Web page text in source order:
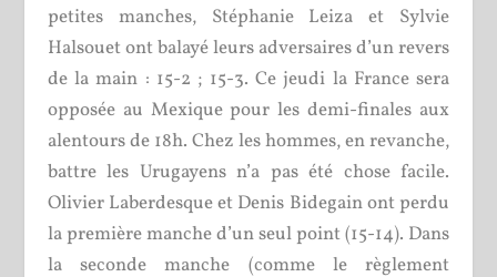
petites manches, Stéphanie Leiza et Sylvie
Halsouet ont balayé leurs adversaires d’un revers
de la main : 15-2 ; 15-3. Ce jeudi la France sera
opposée au Mexique pour les demi-finales aux
alentours de 18h. Chez les hommes, en revanche,
battre les Urugayens n’a pas été chose facile.
Olivier Laberdesque et Denis Bidegain ont perdu
la première manche d’un seul point (15-14). Dans
la seconde manche (comme le règlement